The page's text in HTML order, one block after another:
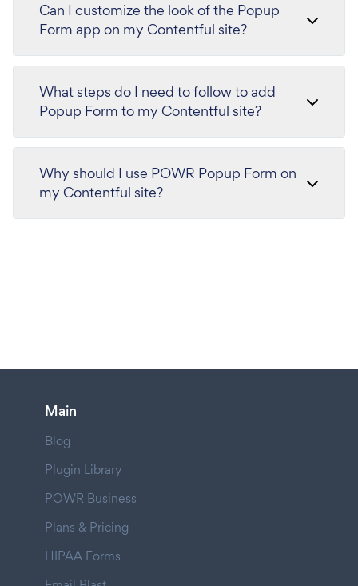
Can I customize the look of the Popup
Form app on my Contentful site?
What steps do I need to follow to add
Popup Form to my Contentful site?
Why should I use POWR Popup Form on
my Contentful site?
Main
Blog
Plugin Library
POWR Business
Plans & Pricing
HIPAA Forms